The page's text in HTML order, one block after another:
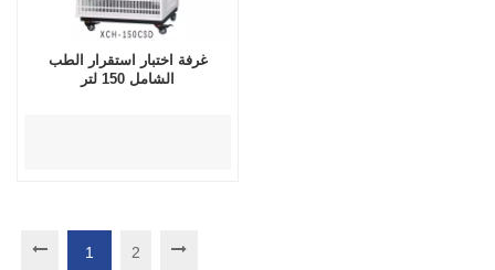
غرفة اختبار استقرار الطب
الشامل 150 لتر
1 2